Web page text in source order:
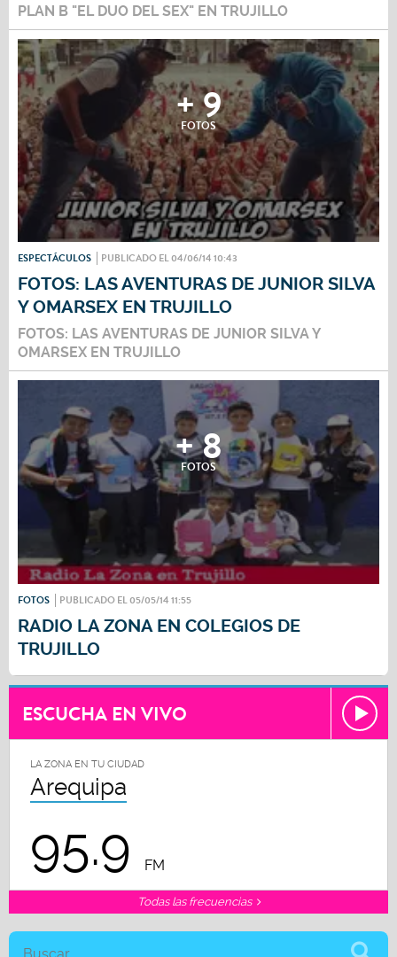
PLAN B "EL DUO DEL SEX" EN TRUJILLO
+ 9
FOTOS
ESPECTÁCULOS PUBLICADO EL 04/06/14 10:43
FOTOS: LAS AVENTURAS DE JUNIOR SILVA
Y OMARSEX EN TRUJILLO
FOTOS: LAS AVENTURAS DE JUNIOR SILVA Y
OMARSEX EN TRUJILLO
+ 8
FOTOS
FOTOS PUBLICADO EL 05/05/14 11:55
RADIO LA ZONA EN COLEGIOS DE
TRUJILLO
ESCUCHA EN VIVO
LA ZONA EN TU CIUDAD
Arequipa
95.9 FM
Todas las frecuencias